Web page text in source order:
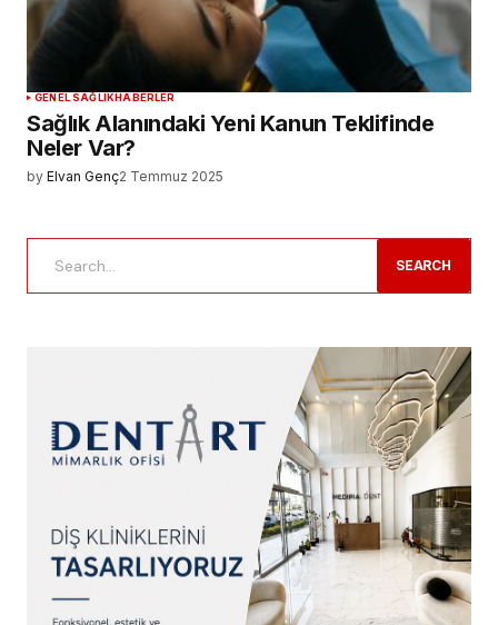
GENEL SAĞLIKHABERLER
Sağlık Alanındaki Yeni Kanun Teklifinde
Neler Var?
by Elvan Genç2 Temmuz 2025
SEARCH